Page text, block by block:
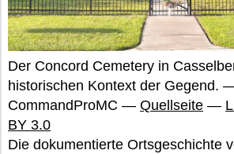
Der Concord Cemetery in
historischen Kontext der Gegend.
CommandProMC — Quellseite —
BY 3.0
Die dokumentierte Ortsgeschichte